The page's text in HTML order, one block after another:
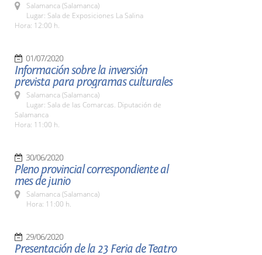
Salamanca (Salamanca)
Lugar: Sala de Exposiciones La Salina
Hora: 12:00 h.
01/07/2020
Información sobre la inversión
prevista para programas culturales
Salamanca (Salamanca)
Lugar: Sala de las Comarcas. Diputación de
Salamanca
Hora: 11:00 h.
30/06/2020
Pleno provincial correspondiente al
mes de junio
Salamanca (Salamanca)
Hora: 11:00 h.
29/06/2020
Presentación de la 23 Feria de Teatro